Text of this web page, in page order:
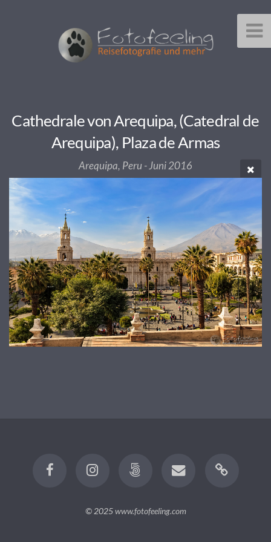
Cathedrale von Arequipa, (Catedral de
Arequipa), Plaza de Armas
Arequipa, Peru - Juni 2016
© 2025www.fotofeeling.com